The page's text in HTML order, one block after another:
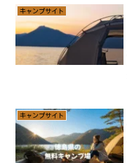
キャンプサイト
キャンプサイト